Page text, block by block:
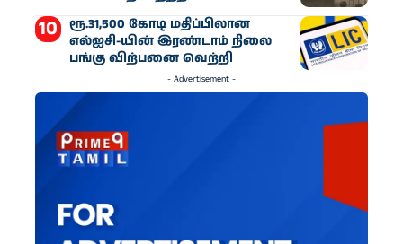
ரூ.31,500 கோடி மதிப்பிலான
எல்ஐசி-​யின் இரண்​டாம் நிலை
பங்கு விற்பனை வெற்றி
- Advertisement -